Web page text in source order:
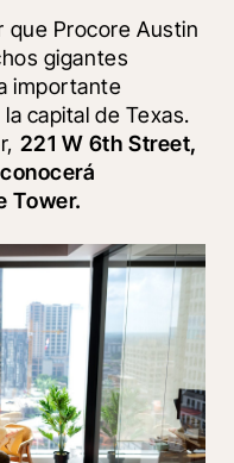
que Procore Austin
gigantes
importante
capital de Texas.
221 W 6th Street,
Tower.